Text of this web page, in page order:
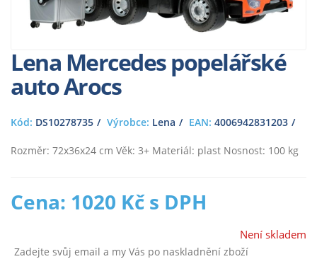
Lena Mercedes popelářské
auto Arocs
Kód: DS10278735 Výrobce: Lena EAN: 4006942831203
Rozměr: 72x36x24 cm Věk: 3+ Materiál: plast Nosnost: 100 kg
Cena: 1020 Kč s DPH
Není skladem
Zadejte svůj email a my Vás po naskladnění zboží